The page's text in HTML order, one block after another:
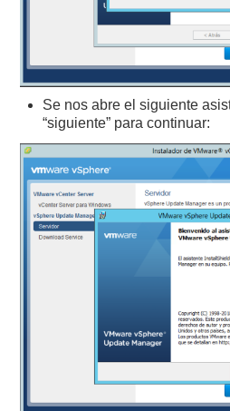
Se nos abre el siguiente
“siguiente” para continuar: